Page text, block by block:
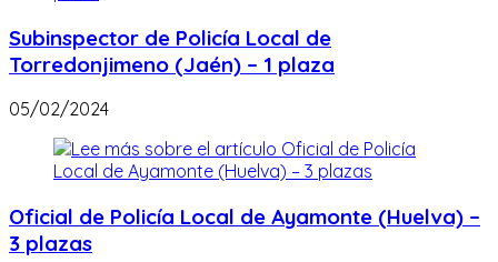
Subinspector de Policía Local de
Torredonjimeno (Jaén) – 1 plaza
05/02/2024
Oficial de Policía Local de Ayamonte (Huelva) –
3 plazas